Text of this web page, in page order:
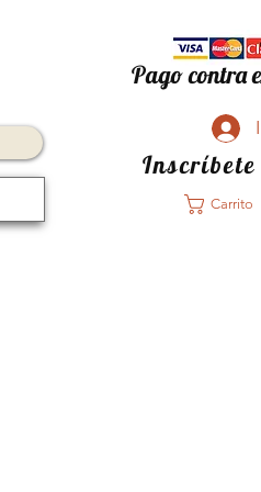
Pago contra
Carrito